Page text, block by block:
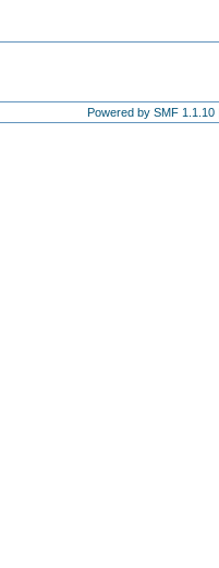
Powered by SMF 1.1.10